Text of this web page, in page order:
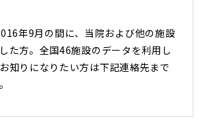
年9月の間に、当院および他の施設
た方。全国46施設のデータを利用し
知りになりたい方は下記連絡先まで